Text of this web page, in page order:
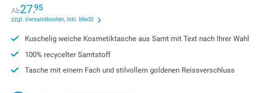
Ab27.95
zzgl. Versandkosten, inkl. MwSt
Kuschelig weiche Kosmetiktasche aus Samt mit Text nach Ihrer Wahl
100% recycelter Samtstoff
Tasche mit einem Fach und stilvollem goldenen Reissverschluss